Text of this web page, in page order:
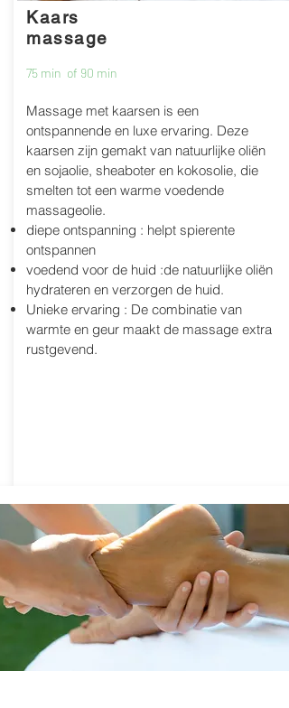
Kaars
massage
75 min of 90 min
Massage met kaarsen is een
ontspannende en luxe ervaring. Deze
kaarsen zijn gemakt van natuurlijke oliën
en sojaolie, sheaboter en kokosolie, die
smelten tot een warme voedende
massageolie.
diepe ontspanning : helpt spierente
ontspannen
voedend voor de huid :de natuurlijke oliën
hydrateren en verzorgen de huid.
Unieke ervaring : De combinatie van
warmte en geur maakt de massage extra
rustgevend.